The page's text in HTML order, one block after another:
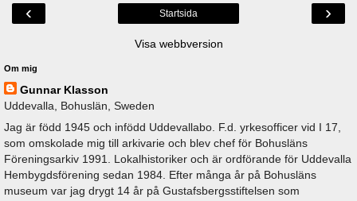
‹ ›
Startsida
Visa webbversion
Om mig
Gunnar Klasson
Uddevalla, Bohuslän, Sweden
Jag är född 1945 och infödd Uddevallabo. F.d. yrkesofficer vid I 17,
som omskolade mig till arkivarie och blev chef för Bohusläns
Föreningsarkiv 1991. Lokalhistoriker och är ordförande för Uddevalla
Hembygdsförening sedan 1984. Efter många år på Bohusläns
museum var jag drygt 14 år på Gustafsbergsstiftelsen som